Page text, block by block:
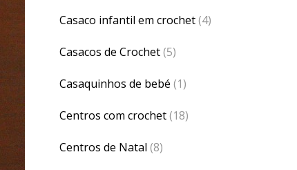
Casaco infantil em crochet(4)
Casacos de Crochet(5)
Casaquinhos de bebé (1)
Centros com crochet(18)
Centros de Natal (8)